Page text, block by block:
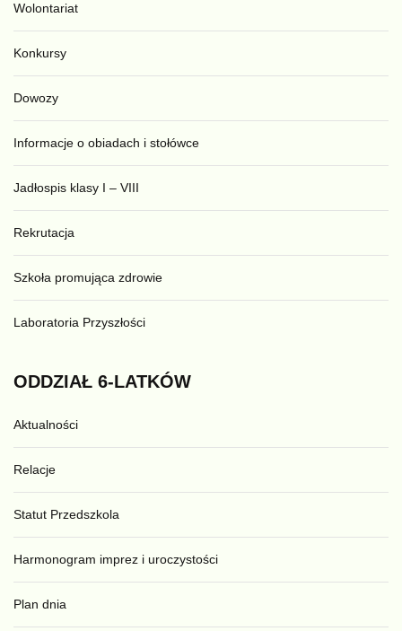
Wolontariat
Konkursy
Dowozy
Informacje o obiadach i stołówce
Jadłospis klasy I – VIII
Rekrutacja
Szkoła promująca zdrowie
Laboratoria Przyszłości
ODDZIAŁ 6-LATKÓW
Aktualności
Relacje
Statut Przedszkola
Harmonogram imprez i uroczystości
Plan dnia